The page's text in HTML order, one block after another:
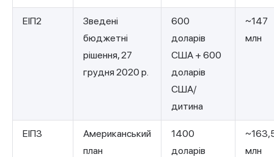
ЕІП2
Зведені
бюджетні
рішення, 27
грудня 2020 р.
600
доларів
США + 600
доларів
США/
дитина
~147
млн
ЕІП3
Американський
план
1400
доларів
млн